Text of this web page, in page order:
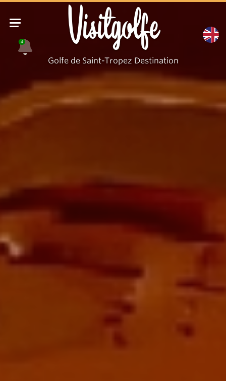
4 Visitgolfe
Golfe de Saint-Tropez Destination